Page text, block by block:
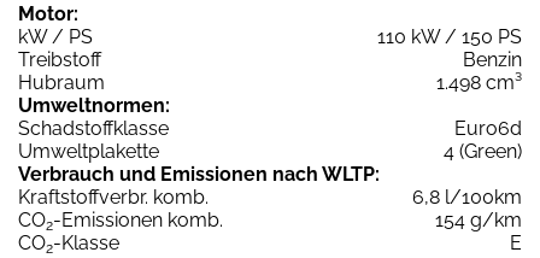
Motor:
kW / PS
110 kW / 150 PS
Treibstoff
Benzin
Hubraum
1.498 cm³
Umweltnormen:
Schadstoffklasse
Euro6d
Umweltplakette
4 (Green)
Verbrauch und Emissionen nach WLTP:
Kraftstoffverbr. komb.
6,8 l/100km
CO2-Emissionen komb.
154 g/km
CO2-Klasse
E